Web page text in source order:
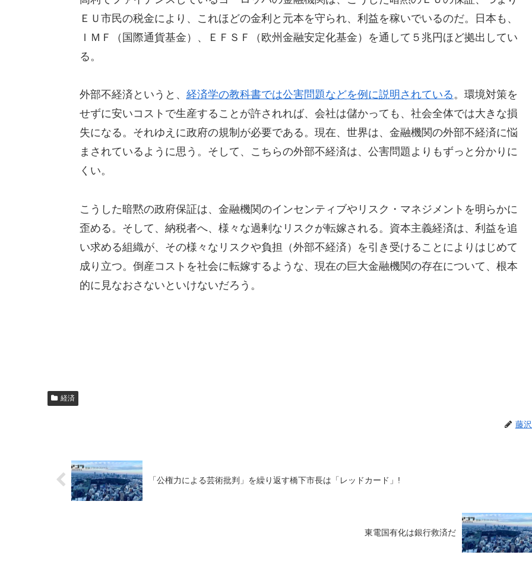
ＥＵ市民の税金により、これほどの金利と元本を守られ、利益を稼いでいるのだ。日本も、
ＩＭＦ（国際通貨基金）、ＥＦＳＦ（欧州金融安定化基金）を通して５兆円ほど拠出してい
る。
外部不経済というと、 経済学の教科書では公害問題などを例に説明されている。環境対策を
せずに安いコストで生産することが許されれば、会社は儲かっても、社会全体では大きな損
失になる。それゆえに政府の規制が必要である。現在、世界は、金融機関の外部不経済に悩
まされているように思う。そして、こちらの外部不経済は、公害問題よりもずっと分かりに
くい。
こうした暗黙の政府保証は、金融機関のインセンティブやリスク・マネジメントを明らかに
歪める。そして、納税者へ、様々な過剰なリスクが転嫁される。資本主義経済は、利益を追
い求める組織が、その様々なリスクや負担（外部不経済）を引き受けることによりはじめて
成り立つ。倒産コストを社会に転嫁するような、現在の巨大金融機関の存在について、根本
的に見なおさないといけないだろう。
経済
藤
「公権力による芸術批判」を繰り返す橋下市長は「レッドカード」!
東電国有化は銀行救済だ